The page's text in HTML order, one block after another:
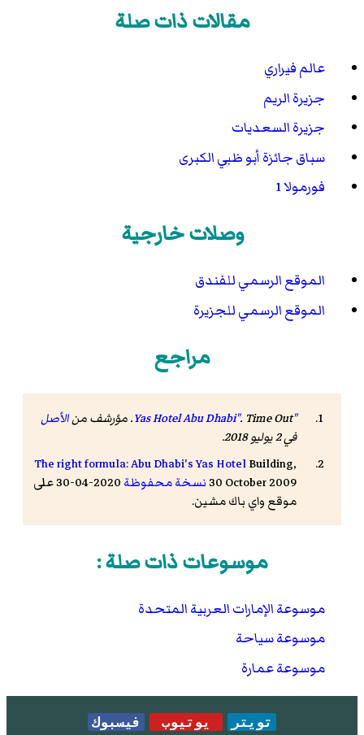
مقالات ذات صلة
عالم فيراري
جزيرة الريم
جزيرة السعديات
سباق جائزة أبو ظبي الكبرى
فورمولا 1
وصلات خارجية
الموقع الرسمي للفندق
الموقع الرسمي للجزيرة
مراجع
"Yas Hotel Abu Dhabi". Time Out. مؤرشف من
الأصل
في 2 يوليو 2018
.
The right formula: Abu Dhabi's Yas HotelBuilding,
30 October 2009نسخة محفوظة
2020-04-30 على
موقع واي باك مشين.
موسوعات ذات صلة :
موسوعة الإمارات العربية المتحدة
موسوعة سياحة
موسوعة عمارة
تويتر يوتيوب فيسبوك